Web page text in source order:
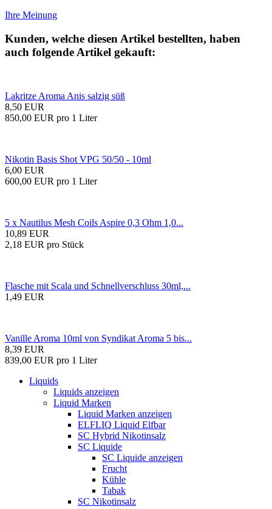
Ihre Meinung
Kunden, welche diesen Artikel bestellten, haben
auch folgende Artikel gekauft:
Lakritze Aroma Anis salzig süß
8,50 EUR
850,00 EUR pro 1 Liter
Nikotin Basis Shot VPG 50/50 - 10ml
6,00 EUR
600,00 EUR pro 1 Liter
5 x Nautilus Mesh Coils Aspire 0,3 Ohm 1,0...
10,89 EUR
2,18 EUR pro Stück
Flasche mit Scala und Schnellverschluss 30ml,...
1,49 EUR
Vanille Aroma 10ml von Syndikat Aroma 5 bis...
8,39 EUR
839,00 EUR pro 1 Liter
Liquids
Liquids anzeigen
Liquid Marken
Liquid Marken anzeigen
ELFLIQ Liquid Elfbar
SC Hybrid Nikotinsalz
SC Liquide
SC Liquide anzeigen
Frucht
Kühle
Tabak
SC Nikotinsalz